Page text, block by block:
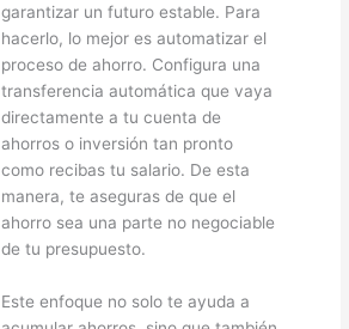
garantizar un futuro estable. Para
hacerlo, lo mejor es automatizar el
proceso de ahorro. Configura una
transferencia automática que vaya
directamente a tu cuenta de
ahorros o inversión tan pronto
como recibas tu salario. De esta
manera, te aseguras de que el
ahorro sea una parte no negociable
de tu presupuesto.
Este enfoque no solo te ayuda a